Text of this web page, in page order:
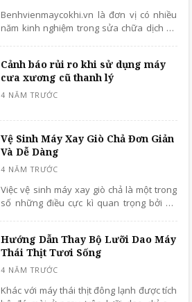
nhé!
Benhvienmaycokhi.vn là đơn vị có nhiều
năm kinh nghiệm trong sửa chữa dịch vụ
đã khắc phục thành công máy cho nhiều
khách hàng lẻ và cả khách hàng doanh
nghiệp.
Cảnh báo rủi ro khi sử dụng máy
cưa xương cũ thanh lý
Vệ Sinh Máy Xay Giò Chả Đơn Giản
Và Dễ Dàng
Việc vệ sinh máy xay giò chả là một trong
số những điều cực kì quan trọng bởi nó
Hướng Dẫn Thay Bộ Lưỡi Dao Máy
Thái Thịt Tươi Sống
Khác với máy thái thịt đông lạnh được tích